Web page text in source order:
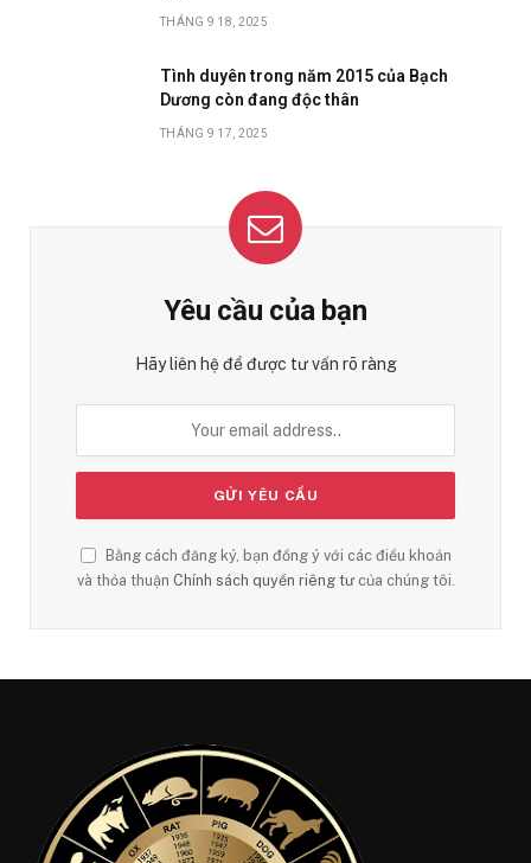
THÁNG 9 18, 2025
Tình duyên trong năm 2015 của Bạch
Dương còn đang độc thân
THÁNG 9 17, 2025
Yêu cầu của bạn
Hãy liên hệ để được tư vấn rõ ràng
Bằng cách đăng ký, bạn đồng ý với các điều khoản
và thỏa thuận Chính sách quyền riêng tưcủa chúng tôi.